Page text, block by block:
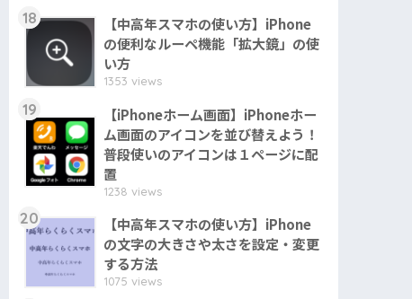
18
【中高年スマホの使い方】iPhone
の便利なルーペ機能「拡大鏡」の使
い方
1353 views
19
【iPhoneホーム画面】iPhoneホー
ム画面のアイコンを並び替えよう！
普段使いのアイコンは１ページに配
置
1238 views
20
【中高年スマホの使い方】iPhone
の文字の大きさや太さを設定・変更
する方法
1075 views